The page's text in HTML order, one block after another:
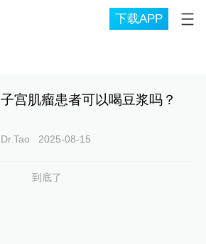
下载APP
子宫肌瘤患者可以喝豆浆吗？
Dr.Tao 2025-08-15
到底了